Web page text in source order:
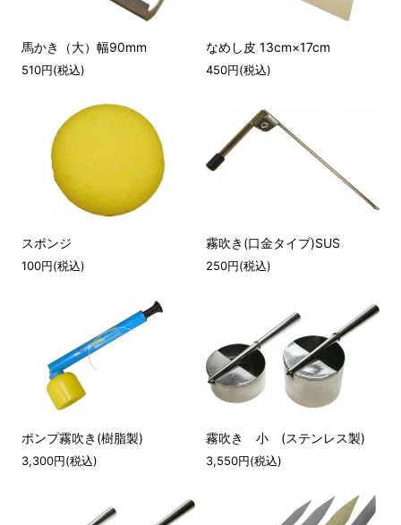
馬かき（大）幅90mm
510円(税込)
なめし皮 13cm×17cm
450円(税込)
スポンジ
100円(税込)
霧吹き(口金タイプ)SUS
250円(税込)
ポンプ霧吹き(樹脂製)
3,300円(税込)
霧吹き 小 (ステンレス製)
3,550円(税込)